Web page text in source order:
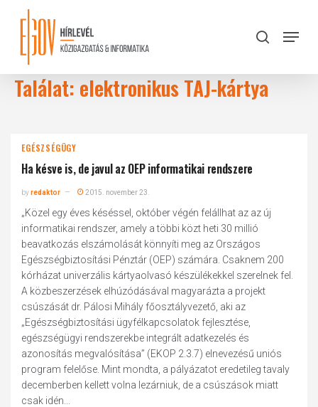
content
search
Menu
Találat: elektronikus TAJ-kártya
EGÉSZSÉGÜGY
Ha késve is, de javul az OEP informatikai rendszere
byredaktor 2015. november 23.
„Közel egy éves késéssel, október végén felállhat az az új
informatikai rendszer, amely a többi közt heti 30 millió
beavatkozás elszámolását könnyíti meg az Országos
Egészségbiztosítási Pénztár (OEP) számára. Csaknem 200
kórházat univerzális kártyaolvasó készülékekkel szerelnek fel.
A közbeszerzések elhúzódásával magyarázta a projekt
csúszását dr. Pálosi Mihály főosztályvezető, aki az
„Egészségbiztosítási ügyfélkapcsolatok fejlesztése,
egészségügyi rendszerekbe integrált adatkezelés és
azonosítás megvalósítása” (EKOP 2.3.7) elnevezésű uniós
program felelőse. Mint mondta, a pályázatot eredetileg tavaly
decemberben kellett volna lezárniuk, de a csúszások miatt
csak idén...
Close